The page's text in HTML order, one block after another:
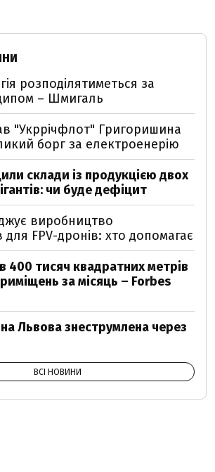
розподілятиметься за
– Шмигаль
"Укррічфлот" Григоришина
борг за електроенерію
склади із продукцією двох
чи буде дефіцит
виробництво
для FPV-дронів: хто допомагає
400 тисяч квадратних метрів
за місяць – Forbes
Львова знеструмлена через
ВСІ НОВИНИ